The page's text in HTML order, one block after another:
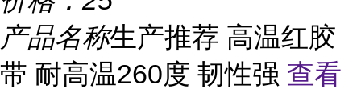
产品名称生产推荐 高温红胶
带 耐高温260度 韧性强 查看